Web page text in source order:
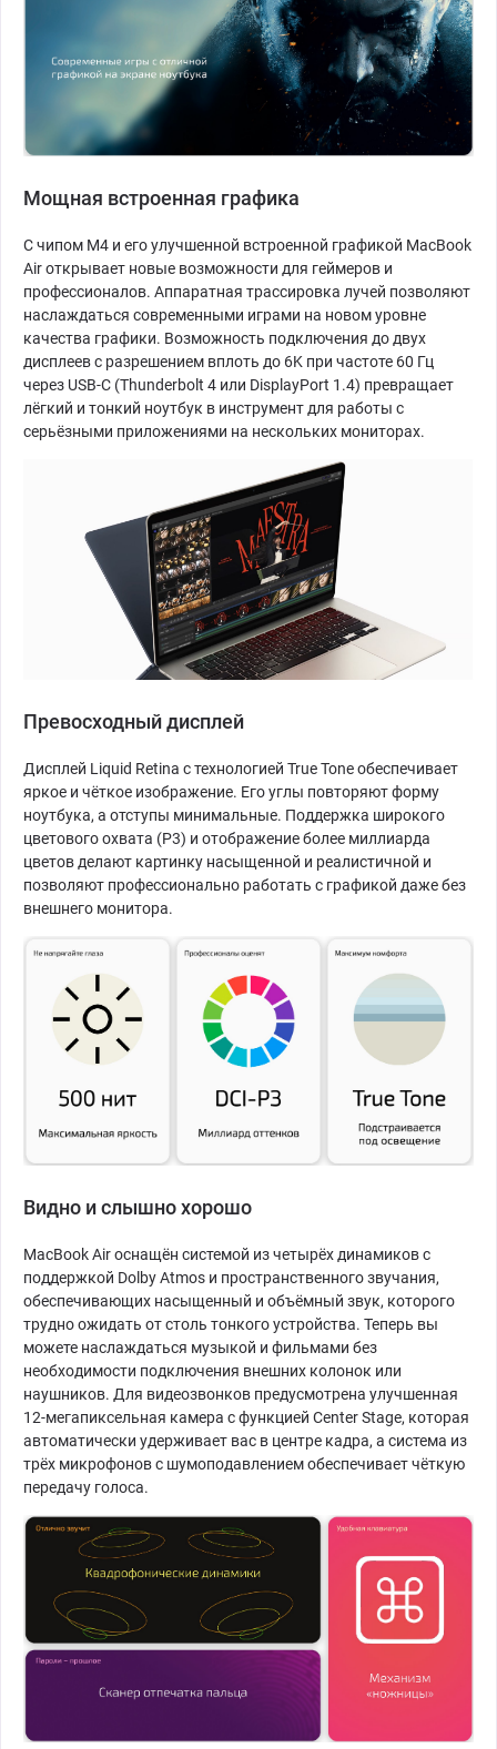
Мощная встроенная графика
С чипом M4 и его улучшенной встроенной графикой MacBook
Air открывает новые возможности для геймеров и
профессионалов. Аппаратная трассировка лучей позволяют
наслаждаться современными играми на новом уровне
качества графики. Возможность подключения до двух
дисплеев с разрешением вплоть до 6K при частоте 60 Гц
через USB-C (Thunderbolt 4 или DisplayPort 1.4) превращает
лёгкий и тонкий ноутбук в инструмент для работы с
серьёзными приложениями на нескольких мониторах.
Превосходный дисплей
Дисплей Liquid Retina с технологией True Tone обеспечивает
яркое и чёткое изображение. Его углы повторяют форму
ноутбука, а отступы минимальные. Поддержка широкого
цветового охвата (P3) и отображение более миллиарда
цветов делают картинку насыщенной и реалистичной и
позволяют профессионально работать с графикой даже без
внешнего монитора.
Видно и слышно хорошо
MacBook Air оснащён системой из четырёх динамиков с
поддержкой Dolby Atmos и пространственного звучания,
обеспечивающих насыщенный и объёмный звук, которого
трудно ожидать от столь тонкого устройства. Теперь вы
можете наслаждаться музыкой и фильмами без
необходимости подключения внешних колонок или
наушников. Для видеозвонков предусмотрена улучшенная
12-мегапиксельная камера с функцией Center Stage, которая
автоматически удерживает вас в центре кадра, а система из
трёх микрофонов с шумоподавлением обеспечивает чёткую
передачу голоса.